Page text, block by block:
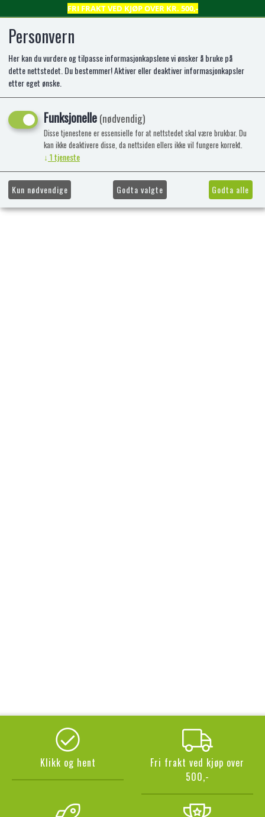
FRI FRAKT VED KJØP OVER KR. 500,-
0
Kunne ikke finne produktet
Forside
Klikk og hent
Fri frakt ved kjøp over
500,-
Personvern
Her kan du vurdere og tilpasse informasjonkapslene vi ønsker å bruke på
dette nettstedet. Du bestemmer! Aktiver eller deaktiver informasjonkapsler
etter eget ønske.
Funksjonelle(nødvendig)
Disse tjenestene er essensielle for at nettstedet skal være brukbar. Du
kan ikke deaktivere disse, da nettsiden ellers ikke vil fungere korrekt.
↓ 1tjeneste
Kun nødvendige Godta valgte Godta alle